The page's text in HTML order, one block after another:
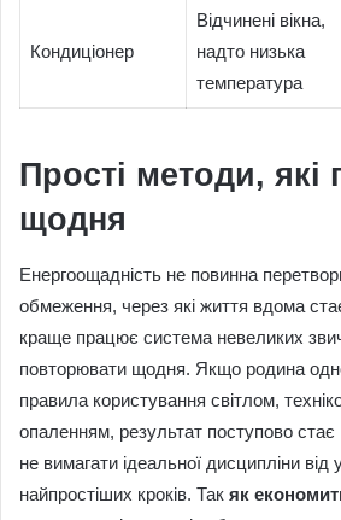
Кондиціонер
Відчинені вікна,
надто низька
температура
Прості методи,
щодня
Енергоощадність не повинна
обмеження, через які життя вдома
краще працює система невеликих
повторювати щодня. Якщо родина
правила користування світлом,
опаленням, результат поступово
не вимагати ідеальної дисципліни від
найпростіших кроків. Так як